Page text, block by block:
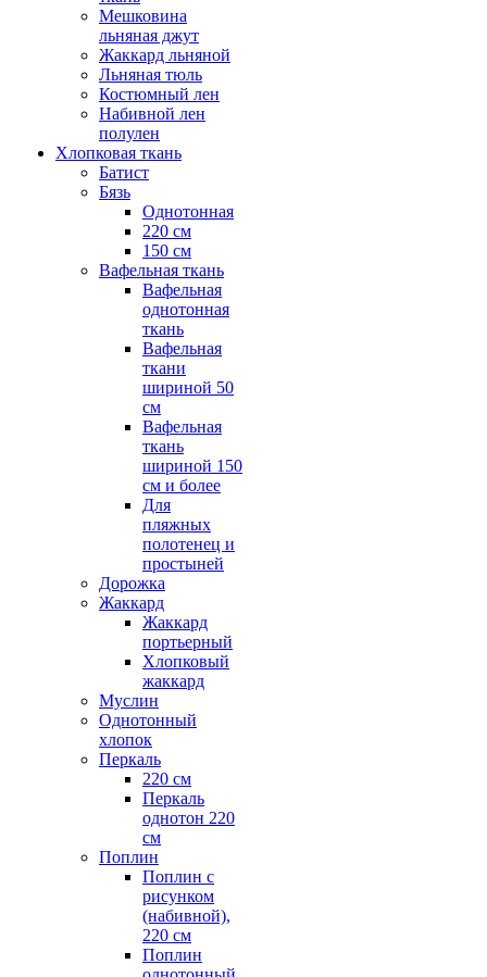
Мешковина
льняная джут
Жаккард льняной
Льняная тюль
Костюмный лен
Набивной лен
полулен
Хлопковая ткань
Батист
Бязь
Однотонная
220 см
150 см
Вафельная ткань
Вафельная
однотонная
ткань
Вафельная
ткани
шириной 50
см
Вафельная
ткань
шириной 150
см и более
Для
пляжных
полотенец и
простыней
Дорожка
Жаккард
Жаккард
портьерный
Хлопковый
жаккард
Муслин
Однотонный
хлопок
Перкаль
220 см
Перкаль
однотон 220
см
Поплин
Поплин с
рисунком
(набивной),
220 см
Поплин